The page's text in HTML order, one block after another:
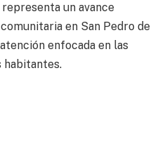
un avance
en San Pedro de
enfocada en las
habitantes.